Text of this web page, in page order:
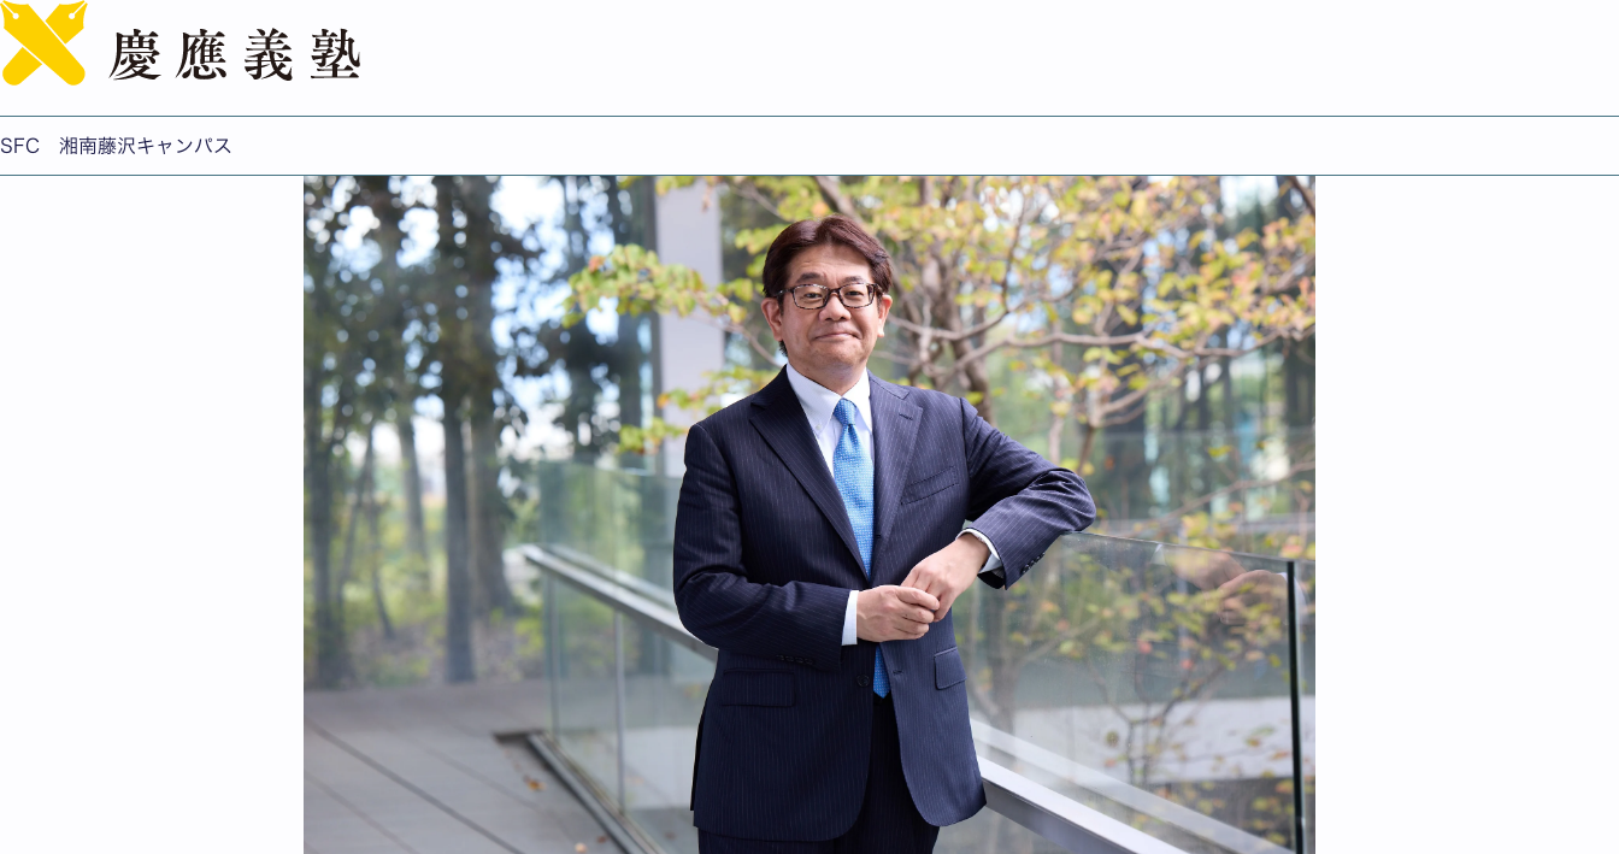
SFC 湘南藤沢キャンパス
笠松と SFC、オグリキャップが遺したもの｜政策・メディア研究科委員長 高汐 一紀